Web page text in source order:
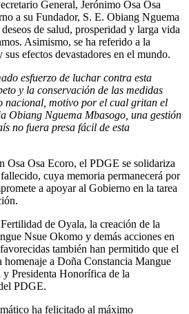
General, Jerónimo Osa Osa
a su Fundador, S. E. Obiang Nguema
de salud, prosperidad y larga vida
Asimismo, se ha referido a la
efectos devastadores en el mundo.
esfuerzo de luchar contra esta
y la conservación de las medidas
nacional, motivo por el cual gritan el
Obiang Nguema Mbasogo, una gestión
no fuera presa fácil de esta
Osa Osa Ecoro, el PDGE se solidariza
cuya memoria permanecerá por
a apoyar al Gobierno en la tarea
de Oyala, la creación de la
Nsue Okomo y demás acciones en
también han permitido que el
homenaje a Doña Constancia Mangue
Presidenta Honorífica de la
PDGE.
ha felicitado al máximo